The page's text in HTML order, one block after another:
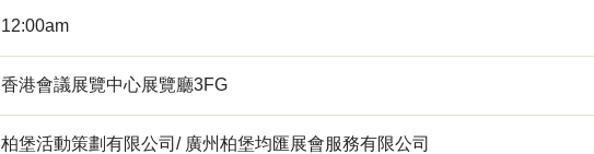
12:00am
香港會議展覽中心展覽廳3FG
柏堡活動策劃有限公司/ 廣州柏堡均匯展會服務有限公司